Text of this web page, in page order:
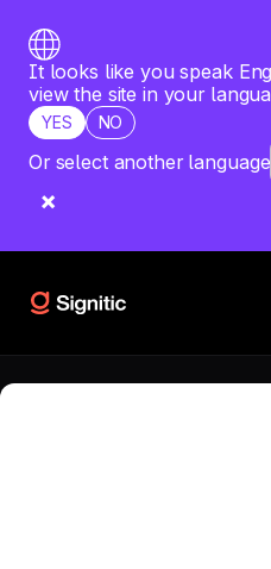
It looks like you speak
view the site in your
YES NO
Or select another language
analyse détaillée